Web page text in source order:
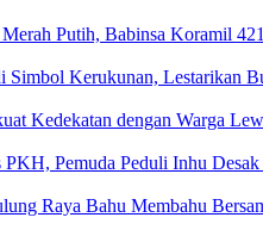
Putih, Babinsa Koramil
Simbol Kerukunan, Lestarikan
Kedekatan dengan Warga
PKH, Pemuda Peduli Inhu
Raya Bahu Membahu